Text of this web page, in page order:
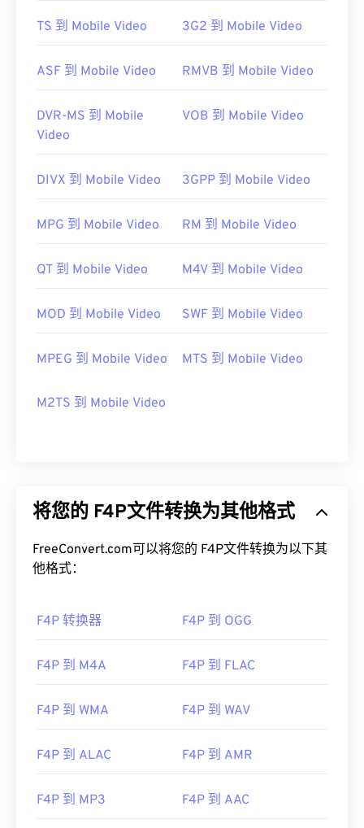
TS 到 Mobile Video 3G2 到 Mobile Video
ASF 到 Mobile Video RMVB 到 Mobile Video
DVR-MS 到 Mobile
Video
VOB 到 Mobile Video
DIVX 到 Mobile Video 3GPP 到 Mobile Video
MPG 到 Mobile Video RM 到 Mobile Video
QT 到 Mobile Video M4V 到 Mobile Video
MOD 到 Mobile Video SWF 到 Mobile Video
MPEG 到 Mobile Video MTS 到 Mobile Video
M2TS 到 Mobile Video
将您的 F4P文件转换为其他格式
FreeConvert.com可以将您的 F4P文件转换为以下其
他格式：
F4P 转换器 F4P 到 OGG
F4P 到 M4A F4P 到 FLAC
F4P 到 WMA F4P 到 WAV
F4P 到 ALAC F4P 到 AMR
F4P 到 MP3 F4P 到 AAC